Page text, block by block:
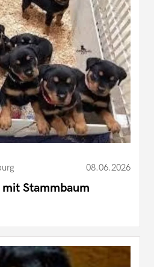
08.06.2026
Stammbaum